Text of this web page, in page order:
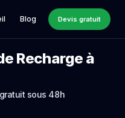
Blog Devis gratuit
Recharge à
sous 48h